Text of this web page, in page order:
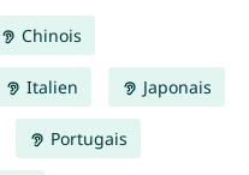
Chinois
Italien Japonais
Portugais